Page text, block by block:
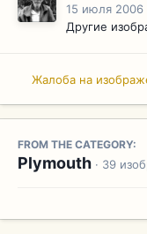
15 июля 2006
Другие
Жалоба на
FROM THE CATEGORY:
Plymouth · 39